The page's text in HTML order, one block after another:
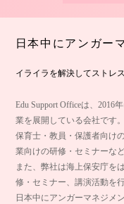
日本中にアンガー
イライラを解決してストレ
Edu Support Officeは、2016
業を展開している会社です。
保育士・教員・保護者向け
業向けの研修・セミナーな
また、弊社は海上保安庁を
修・セミナー、講演活動を
日本中にアンガーマネジメ